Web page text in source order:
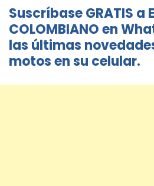
Suscríbase GRATIS a
COLOMBIANO en
las últimas
motos en su celular.